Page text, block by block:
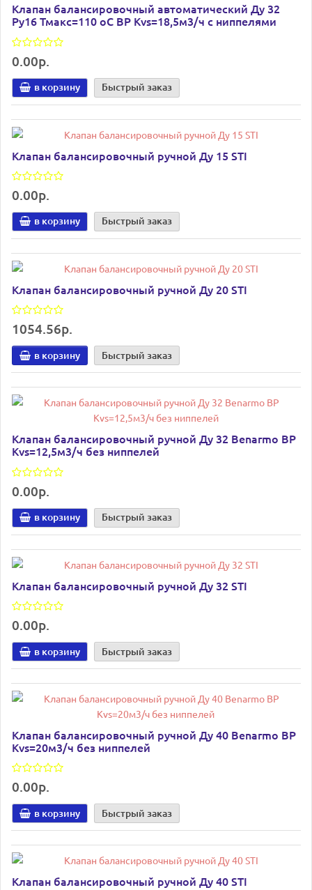
Клапан балансировочный автоматический Ду 32
Ру16 Тмакс=110 оС ВР Kvs=18,5м3/ч с ниппелями
0.00р.
в корзину Быстрый заказ
Клапан балансировочный ручной Ду 15 STI
0.00р.
в корзину Быстрый заказ
Клапан балансировочный ручной Ду 20 STI
1054.56р.
в корзину Быстрый заказ
Клапан балансировочный ручной Ду 32 Benarmo ВР
Kvs=12,5м3/ч без ниппелей
0.00р.
в корзину Быстрый заказ
Клапан балансировочный ручной Ду 32 STI
0.00р.
в корзину Быстрый заказ
Клапан балансировочный ручной Ду 40 Benarmo ВР
Kvs=20м3/ч без ниппелей
0.00р.
в корзину Быстрый заказ
Клапан балансировочный ручной Ду 40 STI